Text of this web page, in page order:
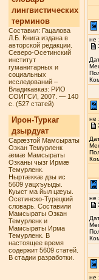
лингвистических
терминов
Составил: Гацалова
Л.Б. Книга издана в
авторской редакции.
Северо-Осетинский
институт
гуманитарных и
социальных
исследований –
Владикавказ: РИО
СОИГСИ, 2007. — 140
с. (527 статей)
Ирон-Туркаг
дзырдуат
Сарæзтой Мамсыраты
Озкан Темурленк
æмæ Мамсыраты
Озканы чызг Ирмæ
Темурленк.
Ныртæккæ дзы ис
5609 уацхъуыды.
Куыст ма йыл цæуы.
Осетинско-Турецкий
словарь. Составили
Мамсыраты Озкан
Темурленк и
Мамсыраты Ирма
Темурленк. В
настоящее время
содержит 5609 статей.
В стадии разработки.
не
не
не
не